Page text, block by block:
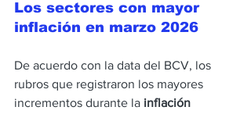
Los sectores con mayor
inflación en marzo 2026
De acuerdo con la data del BCV, los
rubros que registraron los mayores
incrementos durante la inflación